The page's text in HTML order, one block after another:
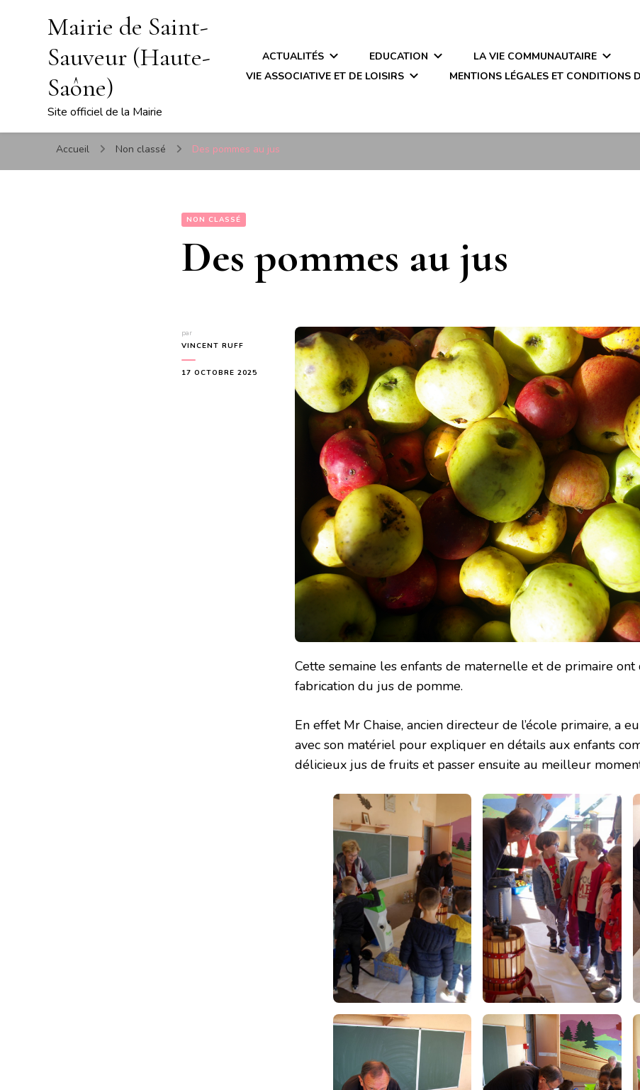
Mairie de Saint-
Sauveur (Haute-
Saône)
Site officiel de la Mairie
ACTUALITÉS EDUCATION LA VIE COMMUNAUTAIRE
VIE ASSOCIATIVE ET DE LOISIRS
MENTIONS LÉGALES ET CONDITIONS
Accueil Non classé Des pommes au jus
NON CLASSÉ
Des pommes au jus
par
VINCENT RUFF
17 OCTOBRE 2025
Cette semaine les enfants de maternelle et de primaire
fabrication du jus de pomme.
En effet Mr Chaise, ancien directeur de l’école primaire, a
avec son matériel pour expliquer en détails aux enfants
délicieux jus de fruits et passer ensuite au meilleur